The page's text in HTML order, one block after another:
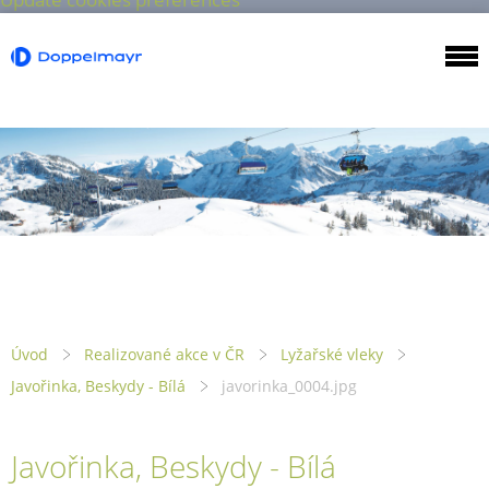
Úvod Realizované akce v ČR
Lyžařské vleky
Javořinka, Beskydy - Bílá
javorinka_0004.jpg
Javořinka, Beskydy - Bílá